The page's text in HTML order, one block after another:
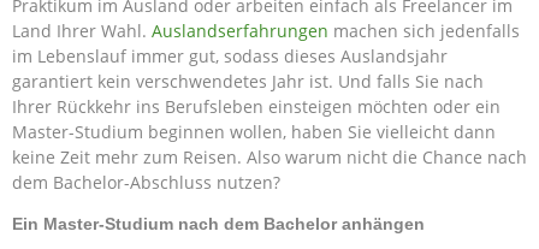
Praktikum im Ausland oder arbeiten einfach als Freelancer im
Land Ihrer Wahl. Auslandserfahrungen machen sich jedenfalls
im Lebenslauf immer gut, sodass dieses Auslandsjahr
garantiert kein verschwendetes Jahr ist. Und falls Sie nach
Ihrer Rückkehr ins Berufsleben einsteigen möchten oder ein
Master-Studium beginnen wollen, haben Sie vielleicht dann
keine Zeit mehr zum Reisen. Also warum nicht die Chance nach
dem Bachelor-Abschluss nutzen?
Ein Master-Studium nach dem Bachelor anhängen